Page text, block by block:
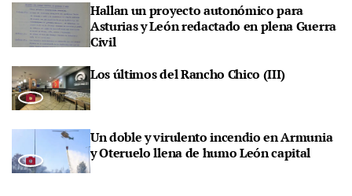
Hallan un proyecto autonómico para
Asturias y León redactado en plena Guerra
Civil
Los últimos del Rancho Chico (III)
Un doble y virulento incendio en Armunia
y Oteruelo llena de humo León capital